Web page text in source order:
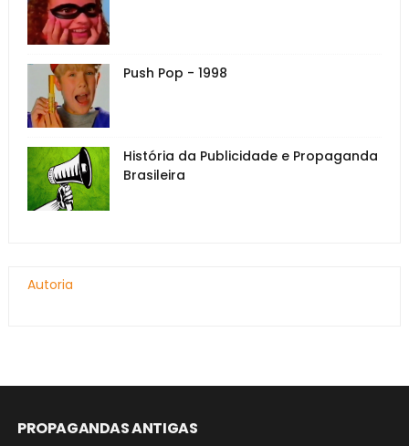
Push Pop - 1998
História da Publicidade e Propaganda
Brasileira
Autoria
PROPAGANDAS ANTIGAS